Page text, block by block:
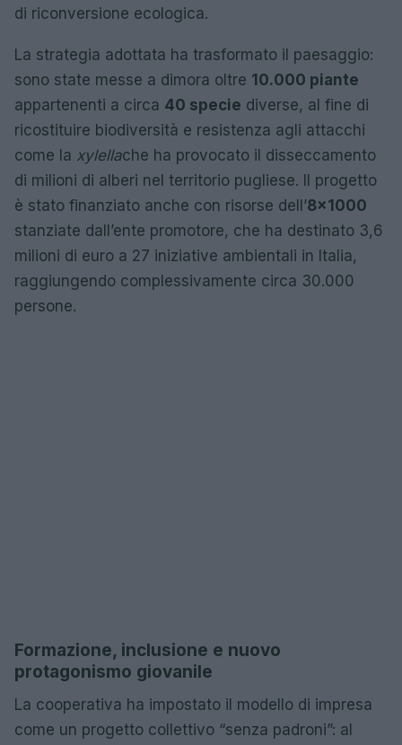
di riconversione ecologica.
La strategia adottata ha trasformato il paesaggio:
sono state messe a dimora oltre 10.000 piante
appartenenti a circa 40 specie diverse, al fine di
ricostituire biodiversità e resistenza agli attacchi
come la xylellache ha provocato il disseccamento
di milioni di alberi nel territorio pugliese. Il progetto
è stato finanziato anche con risorse dell’8×1000
stanziate dall’ente promotore, che ha destinato 3,6
milioni di euro a 27 iniziative ambientali in Italia,
raggiungendo complessivamente circa 30.000
persone.
Formazione, inclusione e nuovo
protagonismo giovanile
La cooperativa ha impostato il modello di impresa
come un progetto collettivo “senza padroni”: al